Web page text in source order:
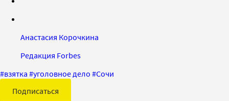
Анастасия Корочкина
Редакция Forbes
#взятка #уголовное дело #Сочи
Подписаться